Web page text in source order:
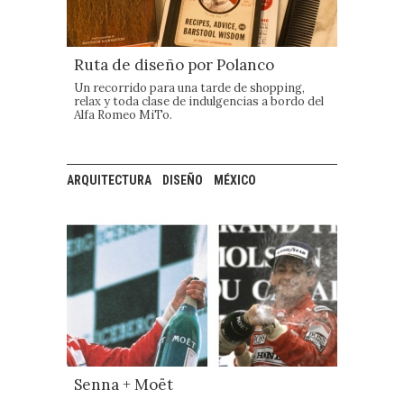
Ruta de diseño por Polanco
Un recorrido para una tarde de shopping,
relax y toda clase de indulgencias a bordo del
Alfa Romeo MiTo.
ARQUITECTURA DISEÑO MÉXICO
Senna + Moët